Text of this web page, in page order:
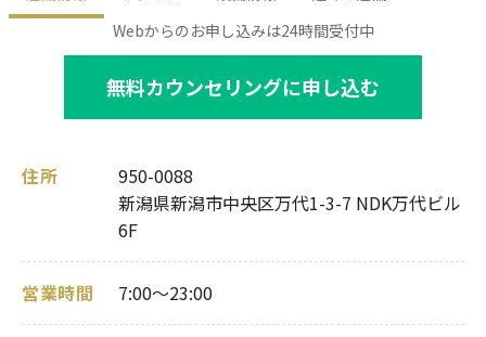
Webからのお申し込みは24時間受付中
無料カウンセリングに申し込む
住所
950-0088
新潟県新潟市中央区万代1-3-7 NDK万代ビル
6F
営業時間 7:00～23:00